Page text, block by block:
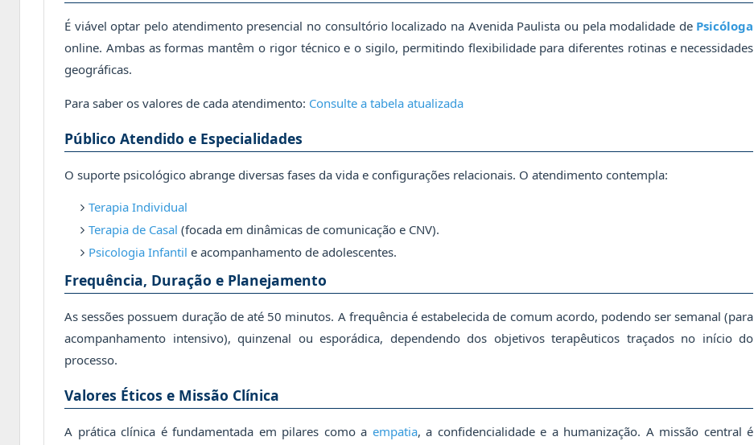
É viável optar pelo atendimento presencial no consultório localizado na Avenida Paulista ou pela modalidade de Psicóloga
online. Ambas as formas mantêm o rigor técnico e o sigilo, permitindo flexibilidade para diferentes rotinas e necessidades
geográficas.
Para saber os valores de cada atendimento: Consulte a tabela atualizada
Público Atendido e Especialidades
O suporte psicológico abrange diversas fases da vida e configurações relacionais. O atendimento contempla:
Terapia Individual
Terapia de Casal (focada em dinâmicas de comunicação e CNV).
Psicologia Infantil e acompanhamento de adolescentes.
Frequência, Duração e Planejamento
As sessões possuem duração de até 50 minutos. A frequência é estabelecida de comum acordo, podendo ser semanal (para
acompanhamento intensivo), quinzenal ou esporádica, dependendo dos objetivos terapêuticos traçados no início do
processo.
Valores Éticos e Missão Clínica
A prática clínica é fundamentada em pilares como a empatia, a confidencialidade e a humanização. A missão central é